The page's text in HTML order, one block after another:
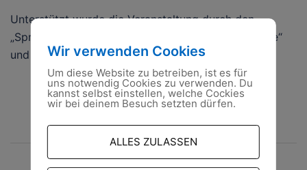
Unterstützt wurde die Veranstaltung durch den
„Spreeboten-online“, die „Braufreunde Fürstenwalde“
und die Stadt Fürstenwalde/Spree.
Beitragsnavigation
19.10.2019
Wir verwenden Cookies
Um diese Website zu betreiben, ist es für
uns notwendig Cookies zu verwenden. Du
kannst selbst einstellen, welche Cockies
wir bei deinem Besuch setzten dürfen.
ALLES ZULASSEN